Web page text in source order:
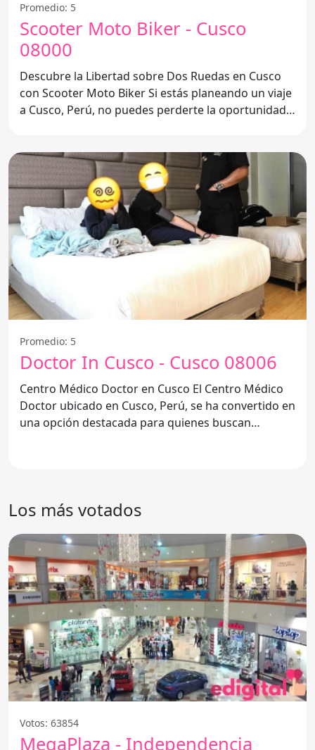
Promedio: 5
Scooter Moto Biker - Cusco
08000
Descubre la Libertad sobre Dos Ruedas en Cusco
con Scooter Moto Biker Si estás planeando un viaje
a Cusco, Perú, no puedes perderte la oportunidad
Promedio: 5
Doctor In Cusco - Cusco 08006
Centro Médico Doctor en Cusco El Centro Médico
Doctor ubicado en Cusco, Perú, se ha convertido en
una opción destacada para quienes buscan
Los más votados
Votos: 63854
MegaPlaza - Independencia